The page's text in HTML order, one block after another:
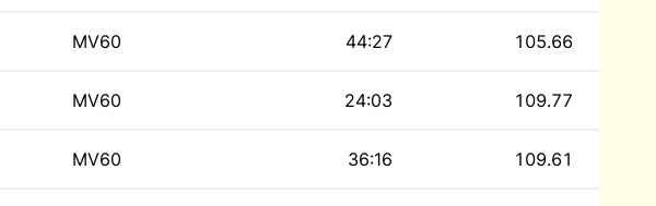
MV60 44:27 105.66
MV60 24:03 109.77
MV60 36:16 109.61